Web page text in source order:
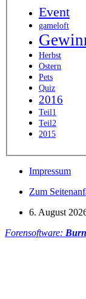
Event
gameloft
Herbst
Ostern
Pets
Quiz
2016
Teil1
Teil2
2015
Impressum
Zum
6. August
Forensoftware: